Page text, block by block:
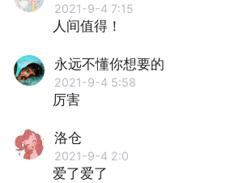
2021-9-4 7:15
人间值得！
永远不懂你想要的
2021-9-4 5:58
厉害
洛仓
2021-9-4 2:0
爱了爱了